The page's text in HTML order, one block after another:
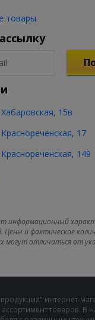
товары
15в
17
149
информационный
Цены и фактическое
могут отличаться от
интернет-
товаров. В